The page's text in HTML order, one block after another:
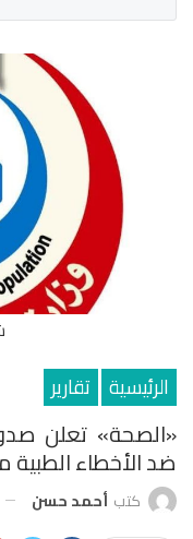
الرئيسية تقارير
«الصحة» تعلن
ضد الأخطاء الطبية
كتب أحمد حسن